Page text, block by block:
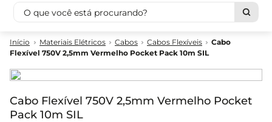
O que você está procurando?
Materiais Elétricos Cabos Cabos Flexíveis
Cabo
Flexível 750V 2,5mm Vermelho Pocket Pack 10m SIL
Cabo Flexível 750V 2,5mm Vermelho Pocket
Pack 10m SIL
Termos mais buscados
2º
luminaria
3º
tomada
4º
cabo pp